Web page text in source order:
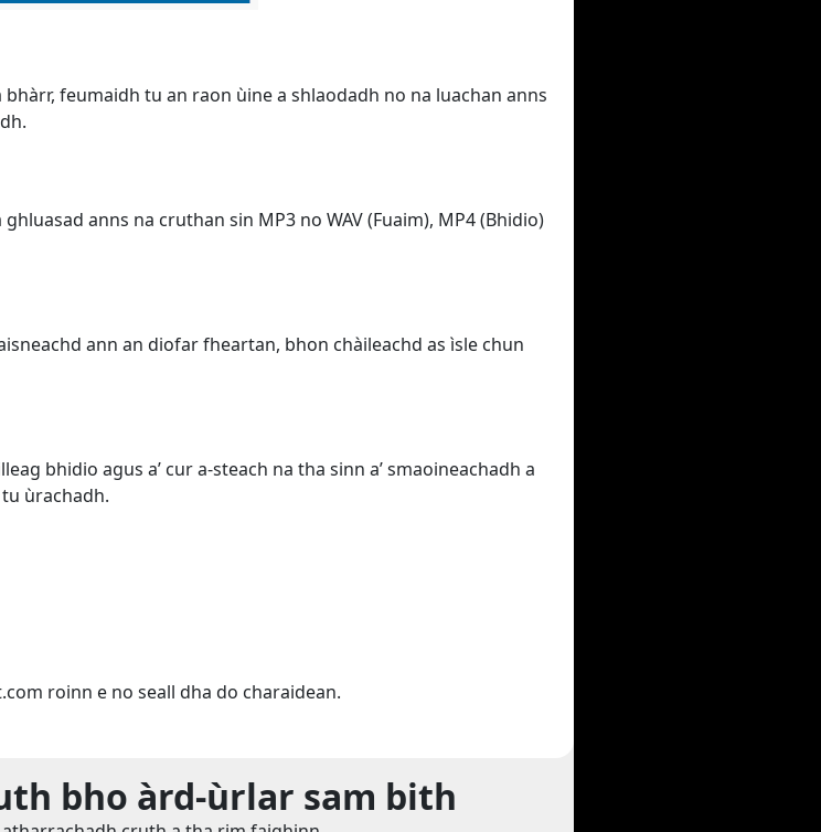
bhàrr, feumaidh tu an raon ùine a shlaodadh no na luachan anns
anns na cruthan sin MP3 no WAV (Fuaim), MP4 (Bhidio)
ann an diofar fheartan, bhon chàileachd as ìsle chun
bhidio agus a’ cur a-steach na tha sinn a’ smaoineachadh a
ùrachadh.
roinn e no seall dha do charaidean.
bho àrd-ùrlar sam bith